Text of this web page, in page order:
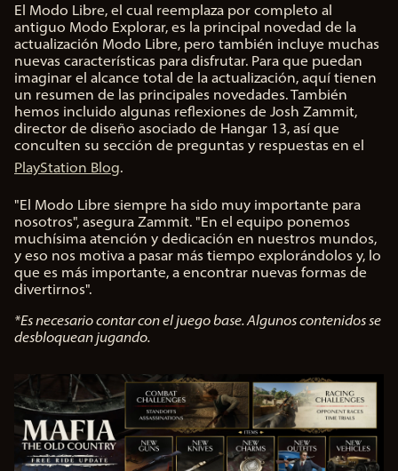
&
P
l
a
y
Al
hac
er
clic
en
jug
ar,
ace
pta
s la
tica
aci
dad
El Modo Libre, el cual reemplaza por completo al
antiguo Modo Explorar, es la principal novedad de la
actualización Modo Libre, pero también incluye muchas
nuevas características para disfrutar. Para que puedan
imaginar el alcance total de la actualización, aquí tienen
un resumen de las principales novedades. También
hemos incluido algunas reflexiones de Josh Zammit,
director de diseño asociado de Hangar 13, así que
conculten su sección de preguntas y respuestas en el
PlayStation Blog.
"El Modo Libre siempre ha sido muy importante para
nosotros", asegura Zammit. "En el equipo ponemos
muchísima atención y dedicación en nuestros mundos,
y eso nos motiva a pasar más tiempo explorándolos y, lo
que es más importante, a encontrar nuevas formas de
divertirnos".
*Es necesario contar con el juego base. Algunos contenidos se
desbloquean jugando.